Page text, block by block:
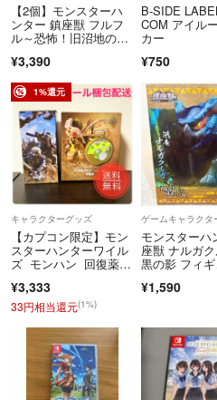
【2個】モンスターハ
ンター 鎮座獣 フルフ
ル～恐怖！旧沼地の怪
¥3,390
B-SIDE
COM アイル
カー
¥750
1%還元
キャラクターグッズ
【カプコン限定】モン
スターハンターワイル
ズ モンハン 回復薬ボ
¥3,333
33円相当還元(1%)
ゲームキャラクタ
モンスターハ
座獣 ナルガ
黒の影 フィ
¥1,590